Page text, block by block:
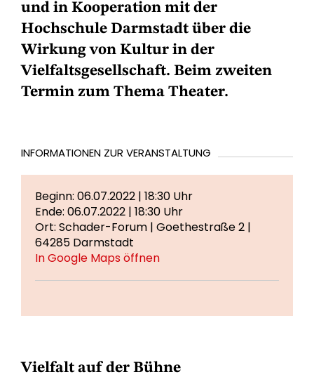
und in Kooperation mit der
Hochschule Darmstadt über die
Wirkung von Kultur in der
Vielfaltsgesellschaft. Beim zweiten
Termin zum Thema Theater.
INFORMATIONEN ZUR VERANSTALTUNG
Beginn: 06.07.2022 | 18:30 Uhr
Ende: 06.07.2022 | 18:30 Uhr
Ort: Schader-Forum | Goethestraße 2 |
64285 Darmstadt
In Google Maps öffnen
Vielfalt auf der Bühne